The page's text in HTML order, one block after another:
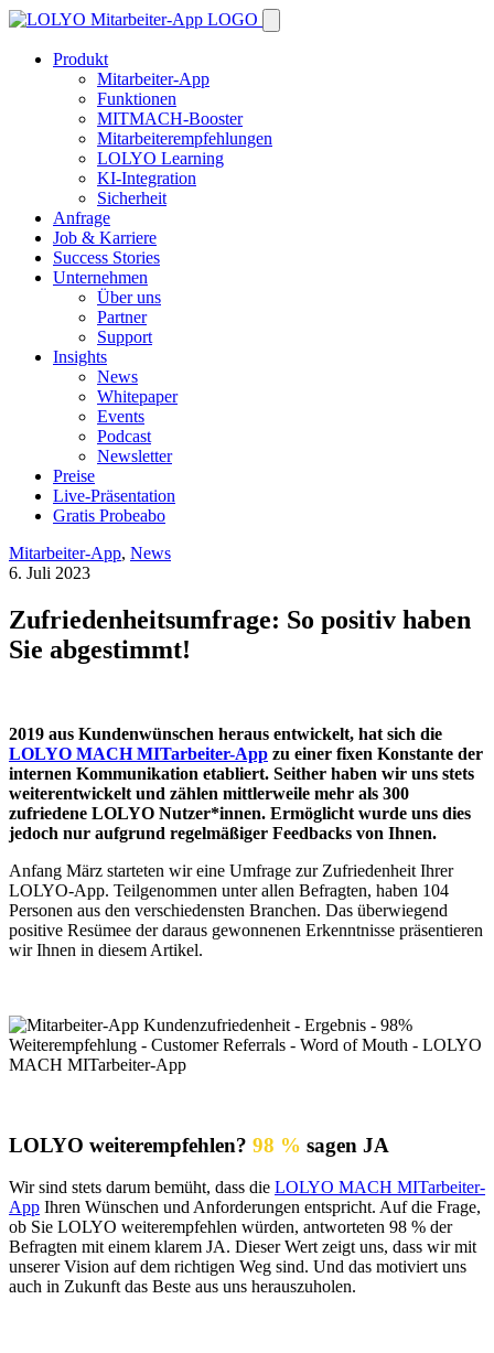
Produkt
Mitarbeiter-App
Funktionen
MITMACH-Booster
Mitarbeiterempfehlungen
LOLYO Learning
KI-Integration
Sicherheit
Anfrage
Job & Karriere
Success Stories
Unternehmen
Über uns
Partner
Support
Insights
News
Whitepaper
Events
Podcast
Newsletter
Preise
Live-Präsentation
Gratis Probeabo
Mitarbeiter-App, News
6. Juli 2023
Zufriedenheitsumfrage: So positiv haben
Sie abgestimmt!
2019 aus Kundenwünschen heraus entwickelt, hat sich die
LOLYO MACH MITarbeiter-App zu einer fixen Konstante der
internen Kommunikation etabliert. Seither haben wir uns stets
weiterentwickelt und zählen mittlerweile mehr als 300
zufriedene LOLYO Nutzer*innen. Ermöglicht wurde uns dies
jedoch nur aufgrund regelmäßiger Feedbacks von Ihnen.
Anfang März starteten wir eine Umfrage zur Zufriedenheit Ihrer
LOLYO-App. Teilgenommen unter allen Befragten, haben 104
Personen aus den verschiedensten Branchen. Das überwiegend
positive Resümee der daraus gewonnenen Erkenntnisse präsentieren
wir Ihnen in diesem Artikel.
LOLYO weiterempfehlen? 98 % sagen JA
Wir sind stets darum bemüht, dass die LOLYO MACH MITarbeiter-
App Ihren Wünschen und Anforderungen entspricht. Auf die Frage,
ob Sie LOLYO weiterempfehlen würden, antworteten 98 % der
Befragten mit einem klarem JA. Dieser Wert zeigt uns, dass wir mit
unserer Vision auf dem richtigen Weg sind. Und das motiviert uns
auch in Zukunft das Beste aus uns herauszuholen.